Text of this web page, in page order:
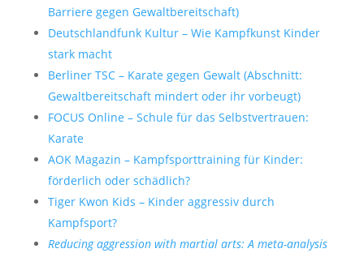
Barriere gegen Gewaltbereitschaft)
Deutschlandfunk Kultur – Wie Kampfkunst Kinder
stark macht
Berliner TSC – Karate gegen Gewalt (Abschnitt:
Gewaltbereitschaft mindert oder ihr vorbeugt)
FOCUS Online – Schule für das Selbstvertrauen:
Karate
AOK Magazin – Kampfsporttraining für Kinder:
förderlich oder schädlich?
Tiger Kwon Kids – Kinder aggressiv durch
Kampfsport?
Reducing aggression with martial arts: A meta-analysis